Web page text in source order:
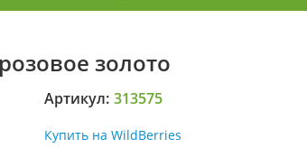
золото
Артикул: 313575
Купить на WildBerries